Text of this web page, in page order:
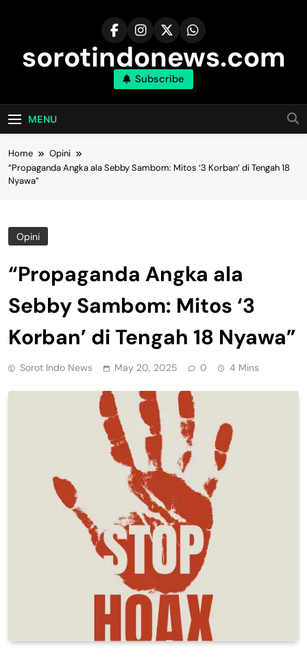
sorotindonews.com
Subscribe
MENU
Home
Opini
“Propaganda Angka ala Sebby Sambom: Mitos ‘3 Korban’ di Tengah 18
Nyawa”
Opini
“Propaganda Angka ala
Sebby Sambom: Mitos ‘3
Korban’ di Tengah 18 Nyawa”
Sorot Indo News May 20, 2025 0 4 Mins